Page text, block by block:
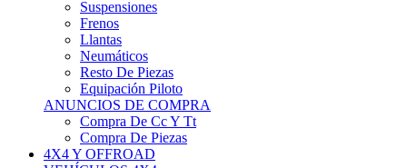
Suspensiones
Frenos
Llantas
Neumáticos
Resto De Piezas
Equipación Piloto
ANUNCIOS DE COMPRA
Compra De Cc Y Tt
Compra De Piezas
4X4 Y OFFROAD